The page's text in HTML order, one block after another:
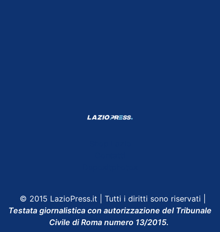
© 2015 LazioPress.it | Tutti i diritti sono riservati |
Testata giornalistica con autorizzazione del Tribunale
Civile di Roma numero 13/2015.